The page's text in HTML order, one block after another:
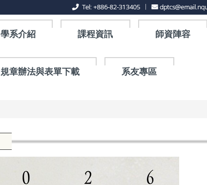
學系介紹 課程資訊 師資陣容
規章辦法與表單下載 系友專區